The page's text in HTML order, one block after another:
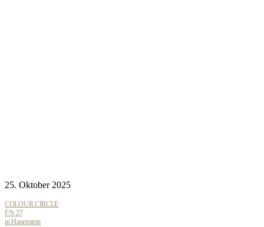
25. Oktober 2025
COLOUR CIRCLE
F/S 27
in Hauenstein